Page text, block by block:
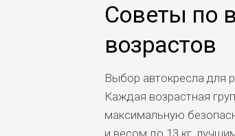
Советы по
возрастов
Выбор автокресла для
Каждая возрастная
максимальную
и весом до 13 кг,